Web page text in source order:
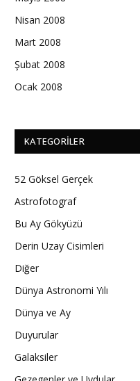
Nisan 2008
Mart 2008
Şubat 2008
Ocak 2008
KATEGORILER
52 Göksel Gerçek
Astrofotograf
Bu Ay Gökyüzü
Derin Uzay Cisimleri
Diğer
Dünya Astronomi Yılı
Dünya ve Ay
Duyurular
Galaksiler